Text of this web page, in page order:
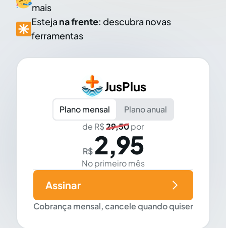
mais
Esteja na frente: descubra novas
ferramentas
JusPlus
Plano mensal
Plano anual
de R$29,50por
R$ 2,95
No primeiro mês
Cobrança mensal, cancele quando quiser
Assinar